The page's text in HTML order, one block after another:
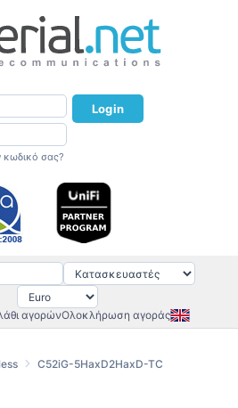
Login
κωδικό σας?
αγορώνΟλοκλήρωση αγοράς
C52iG-5HaxD2HaxD-TC